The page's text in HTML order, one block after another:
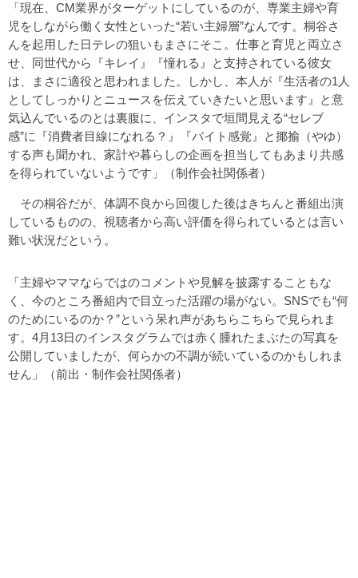
「現在、CM業界がターゲットにしているのが、専業主婦や育
児をしながら働く女性といった“若い主婦層”なんです。桐谷さ
んを起用した日テレの狙いもまさにそこ。仕事と育児と両立さ
せ、同世代から『キレイ』『憧れる』と支持されている彼女
は、まさに適役と思われました。しかし、本人が『生活者の1人
としてしっかりとニュースを伝えていきたいと思います』と意
気込んでいるのとは裏腹に、インスタで垣間見える“セレブ
感”に『消費者目線になれる？』『バイト感覚』と揶揄（やゆ）
する声も聞かれ、家計や暮らしの企画を担当してもあまり共感
を得られていないようです」（制作会社関係者）
その桐谷だが、体調不良から回復した後はきちんと番組出演
しているものの、視聴者から高い評価を得られているとは言い
難い状況だという。
「主婦やママならではのコメントや見解を披露することもな
く、今のところ番組内で目立った活躍の場がない。SNSでも“何
のためにいるのか？”という呆れ声があちらこちらで見られま
す。4月13日のインスタグラムでは赤く腫れたまぶたの写真を
公開していましたが、何らかの不調が続いているのかもしれま
せん」（前出・制作会社関係者）